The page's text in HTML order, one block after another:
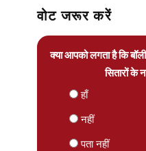
वोट जरूर करें
क्या आपको लगता है कि
सितारों के
हाँ
नहीं
पता नहीं